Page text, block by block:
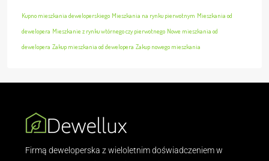
Kupno mieszkania deweloperskiego Mieszkania na rynku pierwotnym Mieszkania od
dewelopera Mieszkanie z rynku wtórnego czy pierwotnego Nowe mieszkania od
dewelopera Zakup mieszkania od dewelopera Zakup nowego mieszkania
Firmą deweloperska z wieloletnim doświadczeniem w